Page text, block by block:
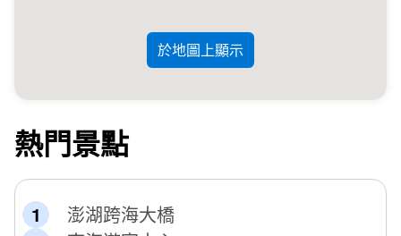
於地圖上顯示
熱門景點
澎湖跨海大橋